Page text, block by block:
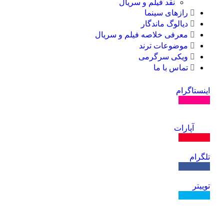
نقد فیلم و سریال
رازهای سینما
دیالوگ ماندگار
معرفی خلاصه فیلم و سریال
موضوعات ترند
ویکی سرگرمی
تماس با ما
اینستاگرام
آپارات
تلگرام
توییتر